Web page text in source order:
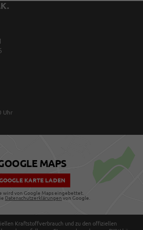
Uhr
MAPS
KARTE LADEN
wird von Google Maps eingebettet.
Datenschutzerklärungen von Google.
Kraftstoffverbrauch und zu den offiziellen